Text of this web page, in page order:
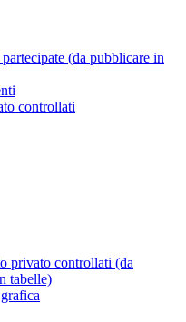
(da pubblicare in
controllati
privato controllati (da
tabelle)